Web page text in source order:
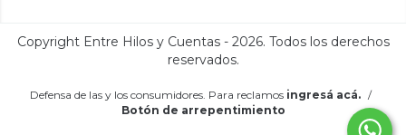
Copyright Entre Hilos y Cuentas - 2026. Todos los derechos
reservados.
Defensa de las y los consumidores. Para reclamos ingresá acá. /
Botón de arrepentimiento